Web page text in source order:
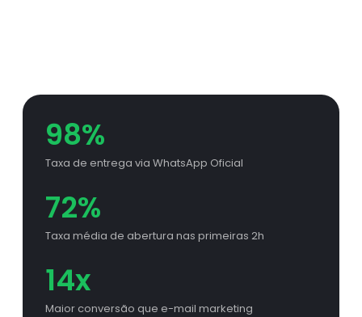
98%
Taxa de entrega via WhatsApp Oficial
72%
Taxa média de abertura nas primeiras 2h
14x
Maior conversão que e-mail marketing